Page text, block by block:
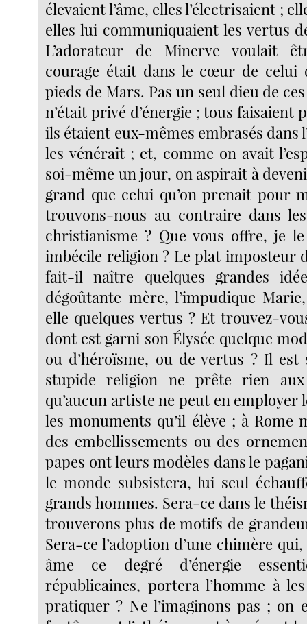
élevaient l’âme, elles l’électrisaient ;
elles lui communiquaient les vertus
L’adorateur de Minerve voulait
courage était dans le cœur de celui
pieds de Mars. Pas un seul dieu de
n’était privé d’énergie ; tous faisaient
ils étaient eux-mêmes embrasés dans
les vénérait ; et, comme on avait
soi-même un jour, on aspirait à
grand que celui qu’on prenait pour
trouvons-nous au contraire dans
christianisme ? Que vous offre, je
imbécile religion ? Le plat imposteur
fait-il naître quelques grandes
dégoûtante mère, l’impudique
elle quelques vertus ? Et trouvez-
dont est garni son Élysée quelque
ou d’héroïsme, ou de vertus ? Il
stupide religion ne prête rien aux
qu’aucun artiste ne peut en employer
les monuments qu’il élève ; à Rome
des embellissements ou des
papes ont leurs modèles dans le
le monde subsistera, lui seul
grands hommes. Sera-ce dans le
trouverons plus de motifs de
Sera-ce l’adoption d’une chimère
âme ce degré d’énergie
républicaines, portera l’homme à
pratiquer ? Ne l’imaginons pas ; on